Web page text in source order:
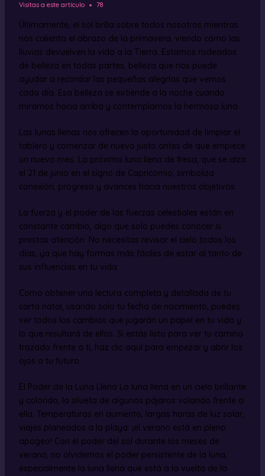
Visitas a este artículo 78
Últimamente, el sol brilla sobre todos nosotros mientras
nos calienta el abrazo de la primavera, viendo cómo las
lluvias devuelven la vida a la Tierra. Estamos rodeados
de belleza en todas partes, belleza que nos puede
ayudar a recordar las pequeñas alegrías que vemos
cada día. Esa belleza se extiende a la noche cuando
miramos hacia arriba y contemplamos la hermosa luna.
Las lunas llenas nos ofrecen la oportunidad de limpiar el
tablero y comenzar de nuevo justo antes de que empiece
un nuevo mes. La próxima luna llena de fresa, que se alza
el 21 de junio en el signo de Capricornio, simboliza
conexión, progreso y avances hacia nuestros objetivos.
La fuerza y el poder de las fuerzas celestiales están en
constante cambio, algo que solo puedes conocer si
prestas atención. No necesitas revisar el cielo todos los
días, ya que hay formas más fáciles de estar al tanto de
sus influencias en tu vida.
Como obtener una lectura completa y detallada de tu
carta natal, usando solo tu fecha de nacimiento, puedes
ver todos los cambios que jugarán un papel en tu vida y
lo que resultará de ellos. Si estás listo para ver tu camino
trazado frente a ti, haz clic aquí para empezar y abrir los
ojos a tu futuro.
El Poder de la Luna Llena La luna llena en un cielo brillante
y colorido, la silueta de algunos pájaros volando frente a
ella. Temperaturas en aumento, largas horas de luz solar,
viajes planeados a la playa: ¡el verano está en pleno
apogeo! Con el poder del sol durante los meses de
verano, no olvidemos el poder persistente de la luna,
especialmente la luna llena que está a la vuelta de la